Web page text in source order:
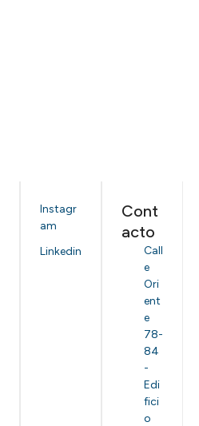
Instagr
am
Linkedin
Cont
acto
Call
e
Ori
ent
e
78-
84
-
Edi
fici
o